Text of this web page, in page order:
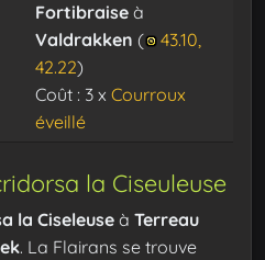
Fortibraise à
Valdrakken (
43.10,
42.22)
Coût : 3 x Courroux
éveillé
la Ciseuleuse
la Ciseleuse à Terreau
. La Flairans se trouve